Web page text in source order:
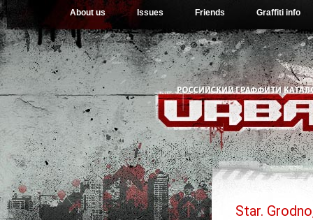
About us Issues Friends Graffiti info
Star.